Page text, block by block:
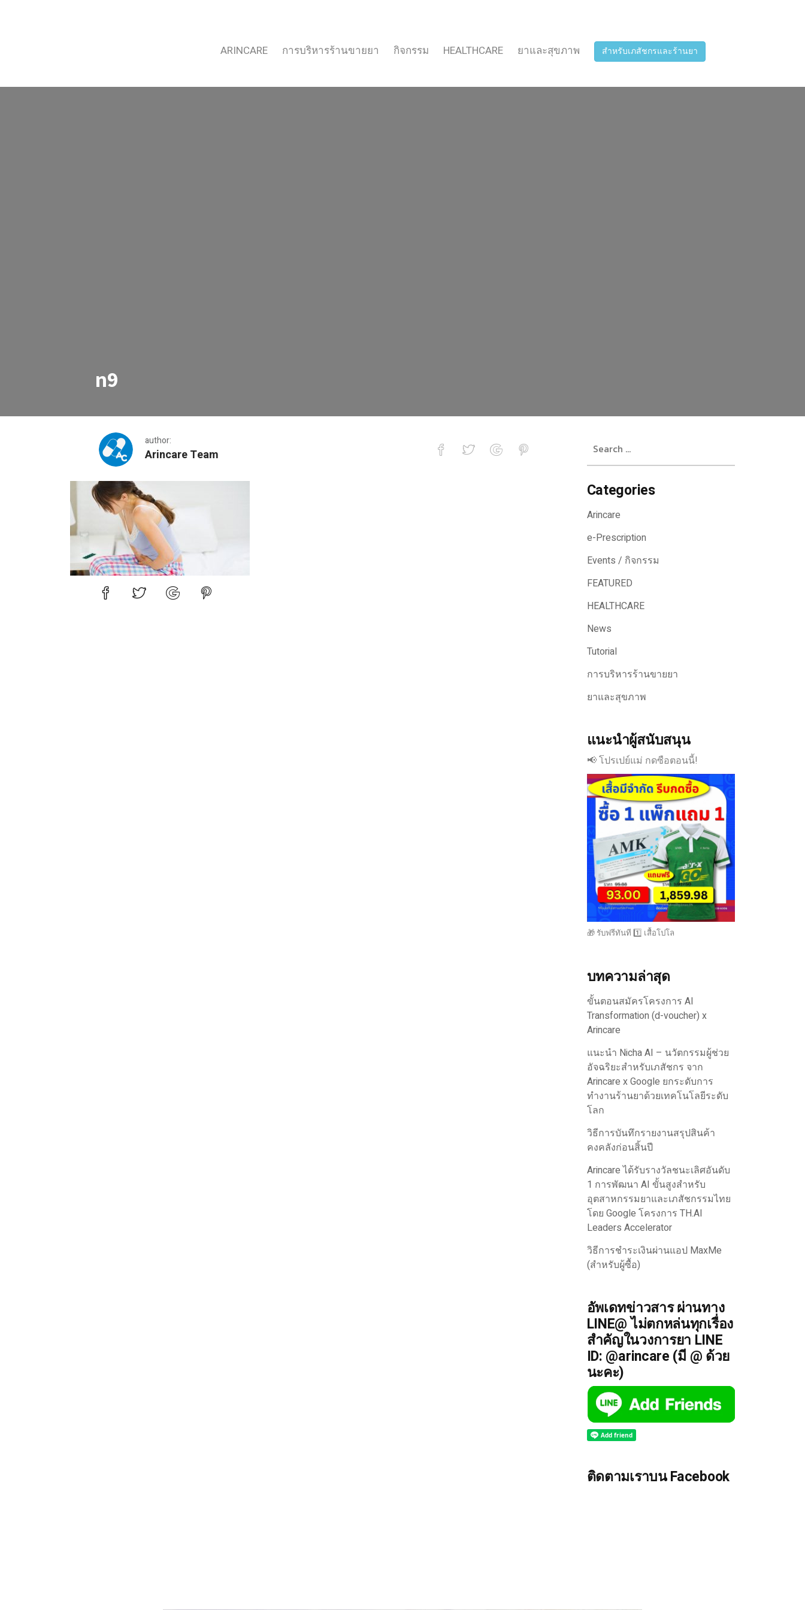
ARINCARE การบริหารร้านขายยา กิจกรรม HEALTHCARE ยาและสุขภาพ สำหรับเภสัชกรและร้านยา
n9
author:
Arincare Team
n9
for:
Categories
Arincare
e-Prescription
Events / กิจกรรม
FEATURED
HEALTHCARE
News
Tutorial
การบริหารร้านขายยา
ยาและสุขภาพ
แนะนำผู้สนับสนุน
📢 โปรเปย์แม่ กดซือตอนนี้!
🎁 รับฟรีทันที 1️⃣ เสื้อโปโล
บทความล่าสุด
ขั้นตอนสมัครโครงการ AI
Transformation (d-voucher) x
Arincare
แนะนำ Nicha AI – นวัตกรรมผู้ช่วย
อัจฉริยะสำหรับเภสัชกร จาก
Arincare x Google ยกระดับการ
ทำงานร้านยาด้วยเทคโนโลยีระดับ
โลก
วิธีการบันทึกรายงานสรุปสินค้า
คงคลังก่อนสิ้นปี
Arincare ได้รับรางวัลชนะเลิศอันดับ
1 การพัฒนา AI ขั้นสูงสำหรับ
อุตสาหกรรมยาและเภสัชกรรมไทย
โดย Google โครงการ TH.AI
Leaders Accelerator
วิธีการชำระเงินผ่านแอป MaxMe
(สำหรับผู้ซื้อ)
อัพเดทข่าวสาร ผ่านทาง
LINE@ ไม่ตกหล่นทุกเรื่อง
สำคัญในวงการยา LINE
ID: @arincare (มี @ ด้วย
นะคะ)
ติดตามเราบน Facebook